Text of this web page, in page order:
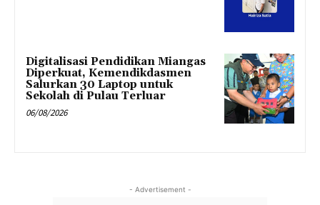
Digitalisasi Pendidikan Miangas
Diperkuat, Kemendikdasmen
Salurkan 30 Laptop untuk
Sekolah di Pulau Terluar
06/08/2026
- Advertisement -